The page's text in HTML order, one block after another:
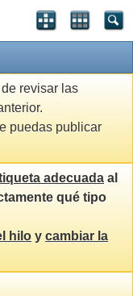
revisar las
puedas publicar
adecuada al
qué tipo
hilo y cambiar la